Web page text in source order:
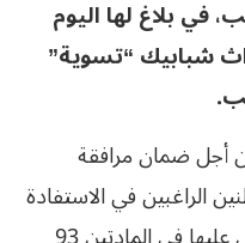
في بلاغ لها اليوم
شبابيك “تسوية”
أجل ضمان مرافقة
الراغبين في الاستفادة